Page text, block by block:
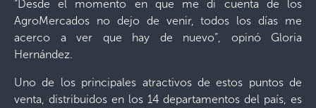
“Desde el momento en que me di cuenta de los
AgroMercados no dejo de venir, todos los días me
acerco a ver que hay de nuevo”, opinó Gloria
Hernández.
Uno de los principales atractivos de estos puntos de
venta, distribuidos en los 14 departamentos del país, es